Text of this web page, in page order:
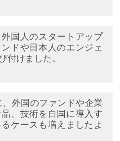
国人のスタートアップ
ドや日本人のエンジェ
付けました。
外国のファンドや企業
、技術を自国に導入す
ケースも増えましたよ